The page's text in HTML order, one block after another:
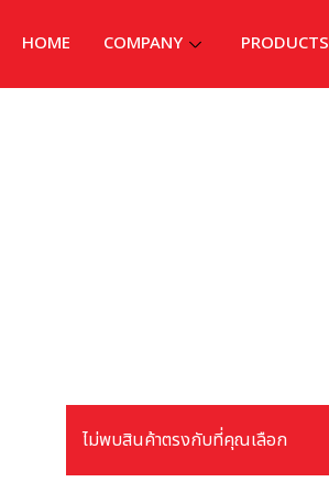
HOME COMPANY PRODUCTS
ไม่พบสินค้าตรงกับที่คุณเลือก